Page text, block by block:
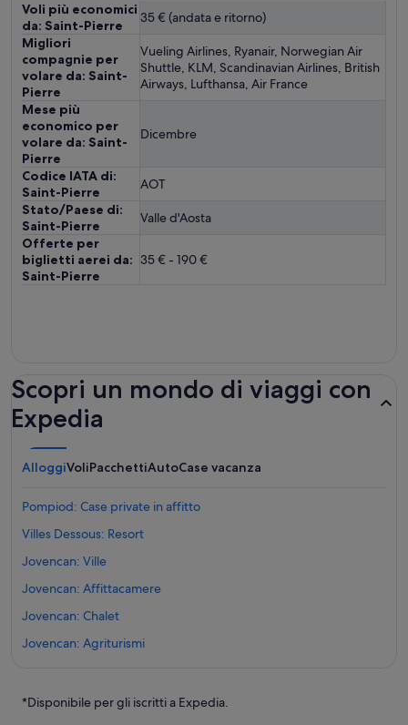
Voli più economici
da: Saint-Pierre
35 € (andata e ritorno)
Migliori
compagnie per
volare da: Saint-
Pierre
Vueling Airlines, Ryanair, Norwegian Air
Shuttle, KLM, Scandinavian Airlines, British
Airways, Lufthansa, Air France
Mese più
economico per
volare da: Saint-
Pierre
Dicembre
Codice IATA di:
Saint-Pierre
AOT
Stato/Paese di:
Saint-Pierre
Valle d'Aosta
Offerte per
biglietti aerei da:
Saint-Pierre
35 € - 190 €
Scopri un mondo di viaggi con
Expedia
AlloggiVoliPacchettiAutoCase vacanza
Pompiod: Case private in affitto
Villes Dessous: Resort
Jovencan: Ville
Jovencan: Affittacamere
Jovencan: Chalet
Jovencan: Agriturismi
La Crete: Aparthotel
*Disponibile per gli iscritti a Expedia.